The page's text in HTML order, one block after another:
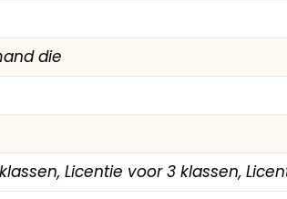
die
Licentie voor 3 klassen,